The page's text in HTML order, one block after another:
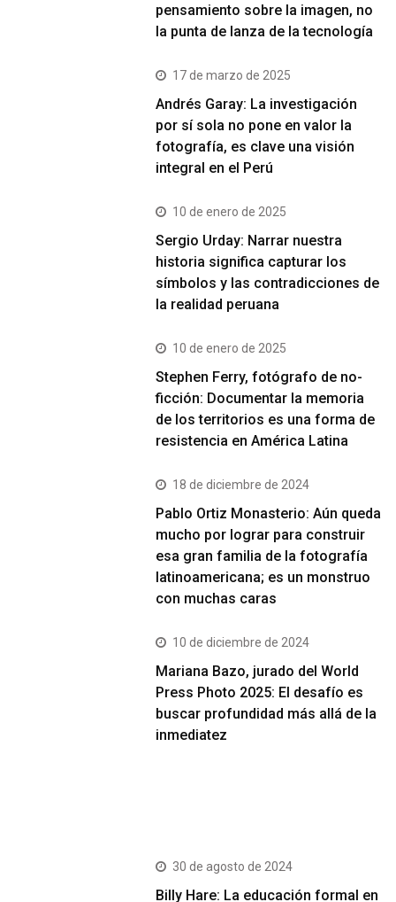
pensamiento sobre la imagen, no
la punta de lanza de la tecnología
17 de marzo de 2025
Andrés Garay: La investigación
por sí sola no pone en valor la
fotografía, es clave una visión
integral en el Perú
10 de enero de 2025
Sergio Urday: Narrar nuestra
historia significa capturar los
símbolos y las contradicciones de
la realidad peruana
10 de enero de 2025
Stephen Ferry, fotógrafo de no-
ficción: Documentar la memoria
de los territorios es una forma de
resistencia en América Latina
18 de diciembre de 2024
Pablo Ortiz Monasterio: Aún queda
mucho por lograr para construir
esa gran familia de la fotografía
latinoamericana; es un monstruo
con muchas caras
10 de diciembre de 2024
Mariana Bazo, jurado del World
Press Photo 2025: El desafío es
buscar profundidad más allá de la
inmediatez
30 de agosto de 2024
Billy Hare: La educación formal en